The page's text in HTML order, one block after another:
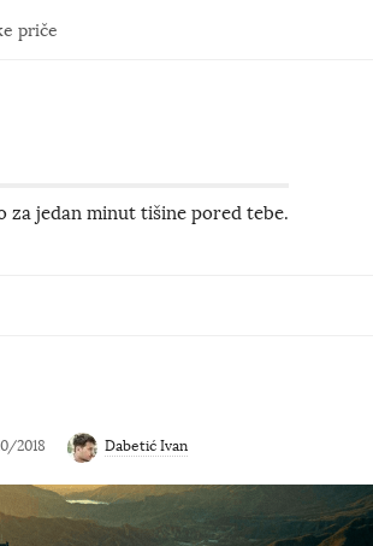
priče
za jedan minut tišine pored tebe.
2018 Dabetić Ivan